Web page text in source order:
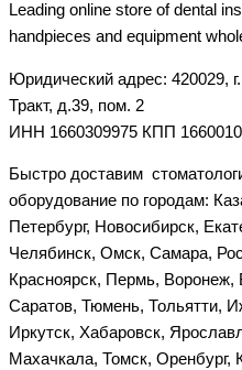
Leading online store of dental
handpieces and equipment
Юридический адрес: 420029,
Тракт, д.39, пом. 2
ИНН 1660309975 КПП
Быстро доставим
оборудование по городам:
Петербург, Новосибирск,
Челябинск, Омск, Самара,
Красноярск, Пермь, Воронеж,
Саратов, Тюмень, Тольятти,
Иркутск, Хабаровск,
Махачкала, Томск, Оренбург,